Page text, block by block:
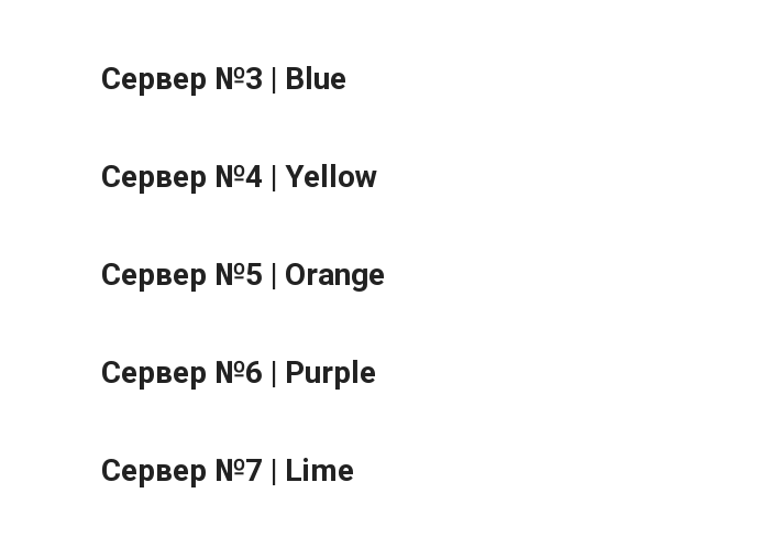
Сервер №3 | Blue
Сервер №4 | Yellow
Сервер №5 | Orange
Сервер №6 | Purple
Сервер №7 | Lime